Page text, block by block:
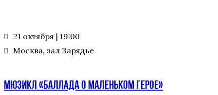
21 октября | 19:00
Москва, зал Зарядье
Мюзикл «БАЛЛАДА О МАЛЕНЬКОМ ГЕРОЕ»